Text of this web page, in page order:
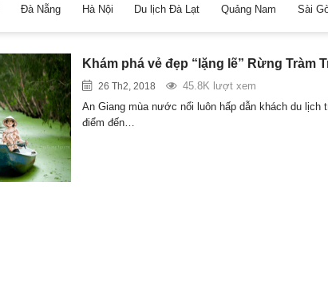
Đà Nẵng Hà Nội Du lịch Đà Lạt Quảng Nam Sài
Khám phá vẻ đẹp “lặng lẽ” Rừng Tràm
26 Th2, 2018
45.8K lượt xem
An Giang mùa nước nổi luôn hấp dẫn khách du lịch
điểm đến…